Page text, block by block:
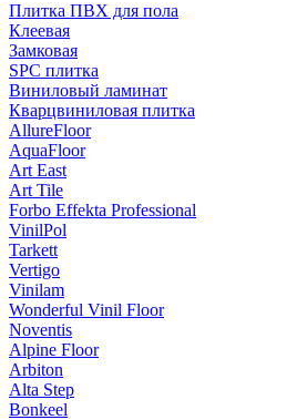
Плитка ПВХ для пола
Клеевая
Замковая
SPC плитка
Виниловый ламинат
Кварцвиниловая плитка
AllureFloor
AquaFloor
Art East
Art Tile
Forbo Effekta Professional
VinilPol
Tarkett
Vertigo
Vinilam
Wonderful Vinil Floor
Noventis
Alpine Floor
Arbiton
Alta Step
Bonkeel